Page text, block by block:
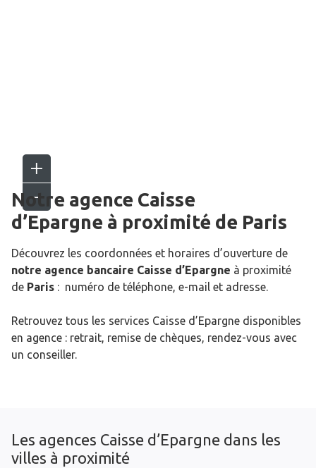
Notre agence Caisse
d’Epargne à proximité de Paris
Découvrez les coordonnées et horaires d’ouverture de
notre agence bancaire Caisse d’Epargne à proximité
de Paris : numéro de téléphone, e-mail et adresse.
Retrouvez tous les services Caisse d’Epargne disponibles
en agence : retrait, remise de chèques, rendez-vous avec
un conseiller.
Les agences Caisse d’Epargne dans les
villes à proximité